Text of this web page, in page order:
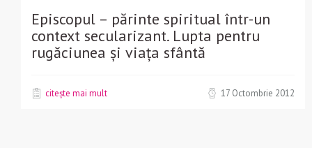
Episcopul – părinte spiritual într-un
context secularizant. Lupta pentru
rugăciunea și viața sfântă
citește mai mult 17 Octombrie 2012